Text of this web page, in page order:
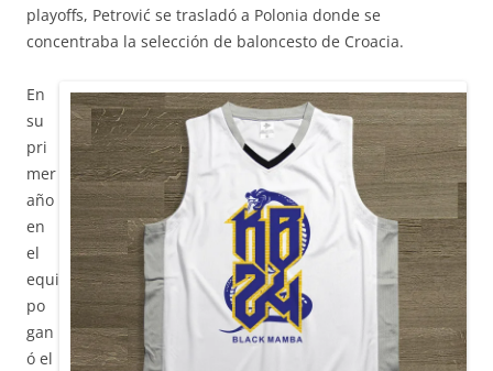
playoffs, Petrović se trasladó a Polonia donde se
concentraba la selección de baloncesto de Croacia.
En
su
pri
mer
año
en
el
equi
po
gan
ó el